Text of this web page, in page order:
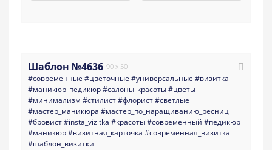
Шаблон №4636 90 x 50
#современные #цветочные #универсальные #визитка
#маникюр_педикюр#салоны_красоты#цветы
#минимализм #стилист#флорист#светлые
#мастер_маникюра #мастер_по_наращиванию_ресниц
#бровист#insta_vizitka #красоты#современный #педикюр
#маникюр#визитная_карточка #современная_визитка
#шаблон_визитки